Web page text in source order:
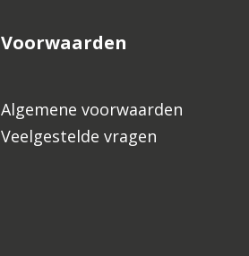
Voorwaarden
Algemene voorwaarden
Veelgestelde vragen